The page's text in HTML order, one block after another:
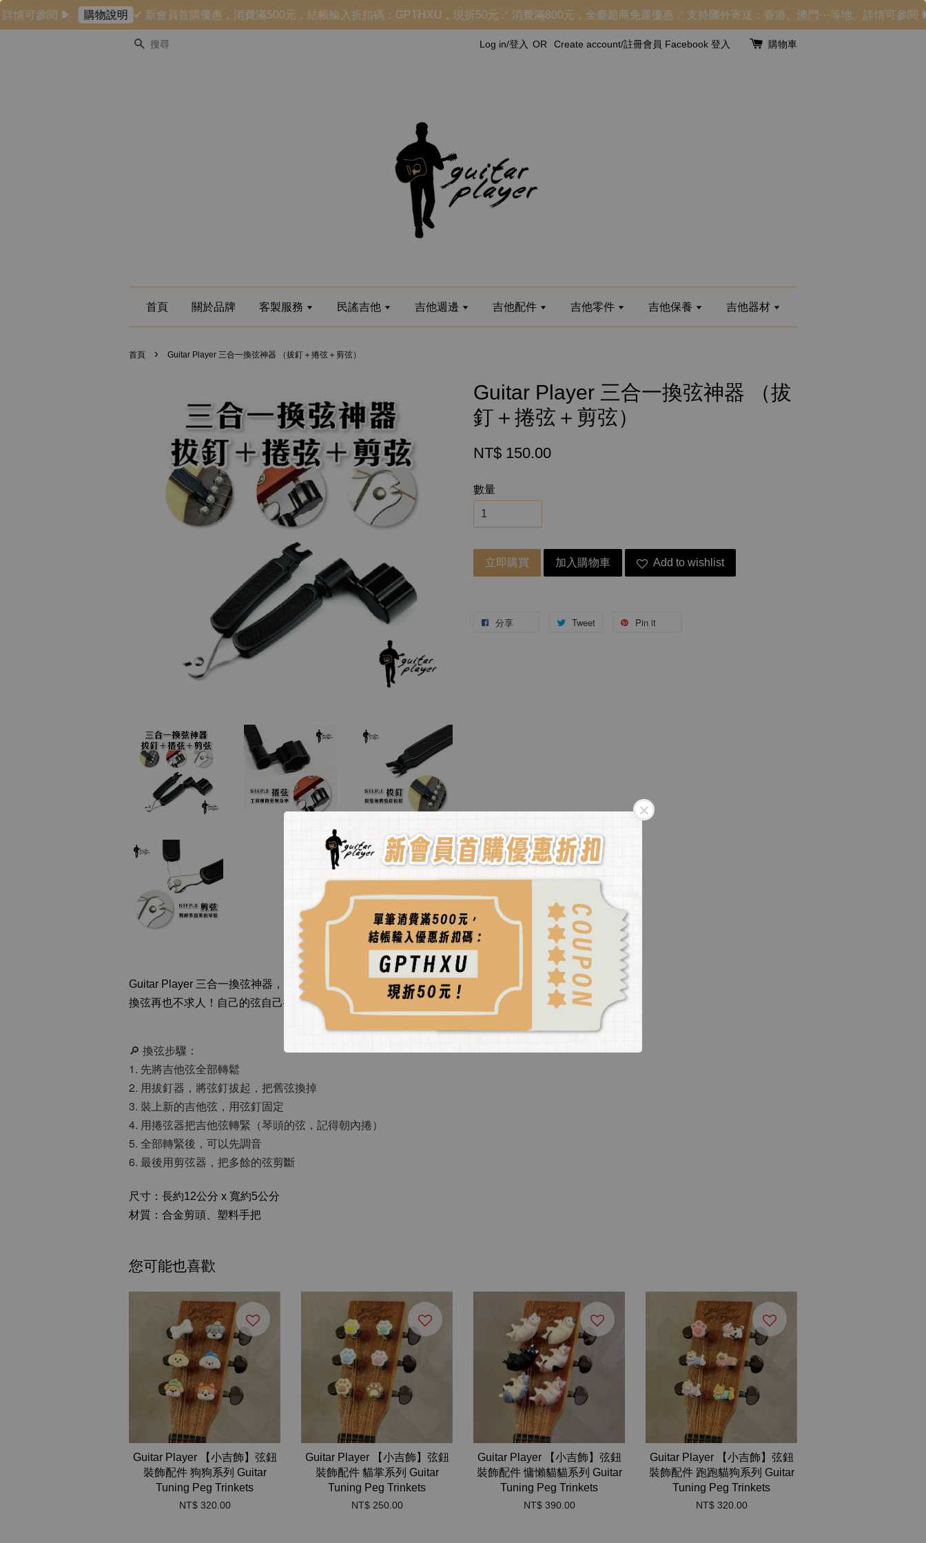
可參閱 ▶ 購物說明 ✔ 新會員首購優惠，消費滿500元，結帳輸入折扣碼：GPTHXU，現折50元 .ᐟ 消費滿800元，全臺超商免運優惠 .ᐟ 支持國外寄送：香港、澳門⋯等地。詳情可參閱 ▶
搜尋 Log in/登入 OR Create account/註冊會員 Facebook 登入 購物車
首頁 關於品牌 客製服務 民謠吉他 吉他週邊 吉他配件 吉他零件 吉他保養 吉他器材
首頁 › Guitar Player 三合一換弦神器 （拔釘＋捲弦＋剪弦）
Guitar Player 三合一換弦神器 （拔
釘＋捲弦＋剪弦）
NT$ 150.00
數量
立即購買 加入購物車 Add to wishlist
分享 Tweet Pin it
Guitar Player 三合一換弦神器，拔釘＋捲弦＋剪弦，
換弦再也不求人！自己的弦自己換！
🔎 換弦步驟：
1. 先將吉他弦全部轉鬆
2. 用拔釘器，將弦釘拔起，把舊弦換掉
3. 裝上新的吉他弦，用弦釘固定
4. 用捲弦器把吉他弦轉緊（琴頭的弦，記得朝內捲）
5. 全部轉緊後，可以先調音
6. 最後用剪弦器，把多餘的弦剪斷
尺寸：長約12公分 x 寬約5公分
材質：合金剪頭、塑料手把
您可能也喜歡
Guitar Player 【小吉飾】弦鈕
裝飾配件 狗狗系列 Guitar
Tuning Peg Trinkets
NT$ 320.00
Guitar Player 【小吉飾】弦鈕
裝飾配件 貓掌系列 Guitar
Tuning Peg Trinkets
NT$ 250.00
Guitar Player 【小吉飾】弦鈕
裝飾配件 慵懶貓貓系列 Guitar
Tuning Peg Trinkets
NT$ 390.00
Guitar Player 【小吉飾】弦鈕
裝飾配件 跑跑貓狗系列 Guitar
Tuning Peg Trinkets
NT$ 320.00